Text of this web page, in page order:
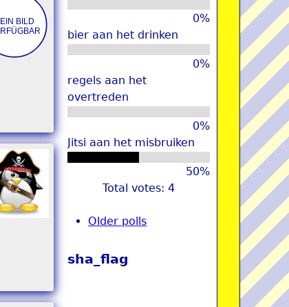
0%
bier aan het drinken
0%
regels aan het
overtreden
0%
Jitsi aan het misbruiken
50%
Total votes: 4
Older polls
sha_flag